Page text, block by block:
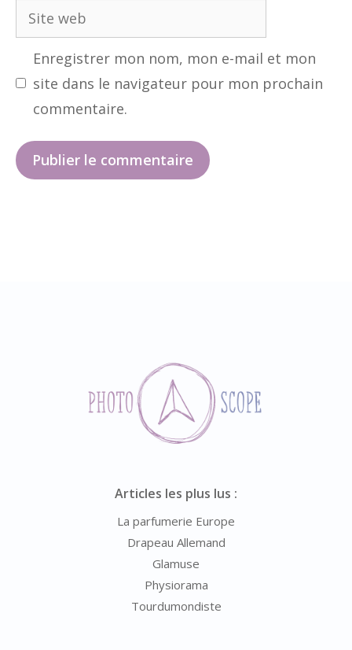
Site
web
Enregistrer mon nom, mon e-mail et mon
site dans le navigateur pour mon prochain
commentaire.
Articles les plus lus :
La parfumerie Europe
Drapeau Allemand
Glamuse
Physiorama
Tourdumondiste